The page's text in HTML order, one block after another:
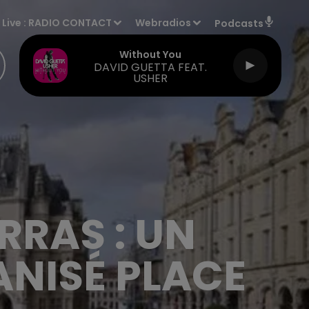
Live : RADIO CONTACT Webradios Podcasts
Without You
DAVID GUETTA FEAT.
USHER
: UN
PLACE